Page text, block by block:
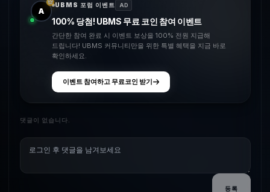
A
UBMS 포럼 이벤트 AD
100% 당첨! UBMS 무료 코인 참여 이벤트
간단한 참여 완료 시 이벤트 보상을 100% 전원 지급해
드립니다! UBMS 커뮤니티만을 위한 특별 혜택을 지금 바로
확인하세요.
이벤트 참여하고 무료코인 받기
댓글이 없습니다.
등록